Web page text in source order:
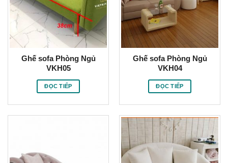
Ghế sofa Phòng Ngủ
VKH05
ĐỌC TIẾP
Ghế sofa Phòng Ngủ
VKH04
ĐỌC TIẾP